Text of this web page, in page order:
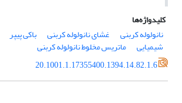
کلیدواژه‌ها
نانولوله کربنی
غشای نانولوله کربنی باکی پیپر
شیمیایی
ماتریس مخلوط نانولوله کربنی
20.1001.1.17355400.1394.14.82.1.6